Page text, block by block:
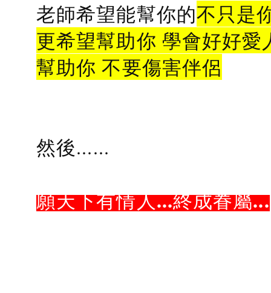
老師希望能幫你的不只是
更希望幫助你 學會好好愛
幫助你 不要傷害伴侶
然後......
願天下有情人...終成眷屬...